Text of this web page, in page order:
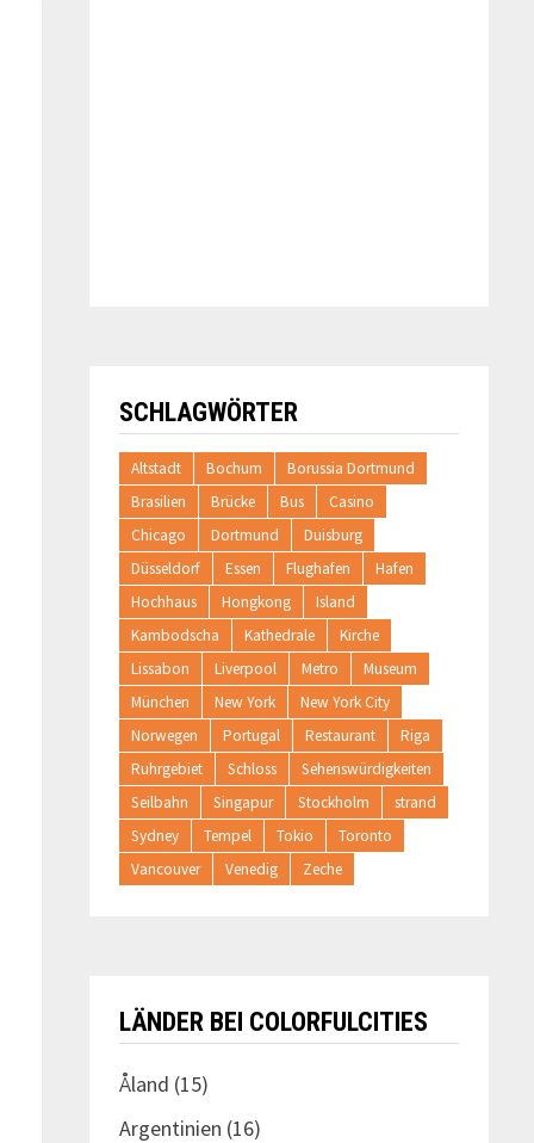
SCHLAGWÖRTER
Altstadt Bochum
Borussia Dortmund
Brasilien
Brücke Bus
Casino
Chicago
Dortmund
Duisburg
Düsseldorf
Essen Flughafen
Hafen
Hochhaus
Hongkong
Island
Kambodscha
Kathedrale
Kirche
Lissabon
Liverpool Metro
Museum
München
New York
New York City
Norwegen
Portugal Restaurant
Riga
Ruhrgebiet
Schloss
Sehenswürdigkeiten
Seilbahn
Singapur Stockholm
strand
Sydney
Tempel Tokio
Toronto
Vancouver
Venedig Zeche
LÄNDER BEI COLORFULCITIES
Åland (15)
Argentinien (16)